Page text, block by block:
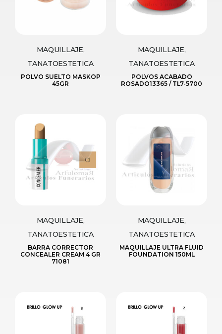
MAQUILLAJE,
TANATOESTETICA
POLVO SUELTO MASKOP
45GR
MAQUILLAJE,
TANATOESTETICA
POLVOS ACABADO
ROSADO13365 / TL7-5700
MAQUILLAJE,
TANATOESTETICA
BARRA CORRECTOR
CONCEALER CREAM 4 GR
71081
MAQUILLAJE,
TANATOESTETICA
MAQUILLAJE ULTRA FLUID
FOUNDATION 150ML